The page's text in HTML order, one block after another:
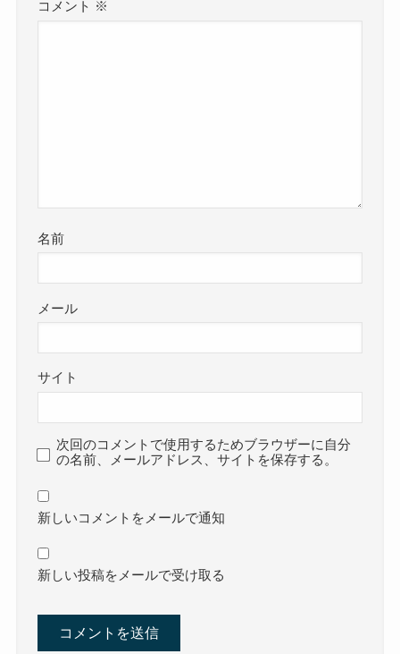
コメント ※
名前
メール
サイト
次回のコメントで使用するためブラウザーに自分
の名前、メールアドレス、サイトを保存する。
新しいコメントをメールで通知
新しい投稿をメールで受け取る